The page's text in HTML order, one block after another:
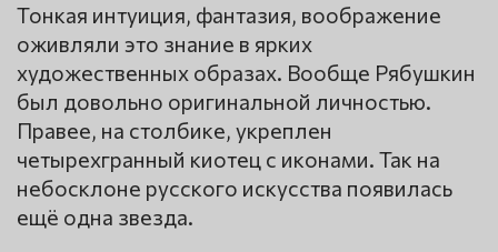
Тонкая интуиция, фантазия, воображение
оживляли это знание в ярких
художественных образах. Вообще Рябушкин
был довольно оригинальной личностью.
Правее, на столбике, укреплен
четырехгранный киотец с иконами. Так на
небосклоне русского искусства появилась
ещё одна звезда.